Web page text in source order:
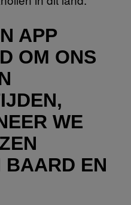
APP
OM ONS
WE
BAARD EN